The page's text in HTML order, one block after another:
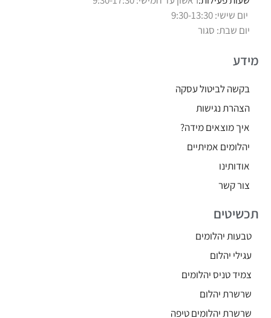
יום שישי: 9:30-13:30
יום שבת: סגור
מידע
בקשה לביטול עסקה
הצהרת נגישות
איך מוצאים מידה?
יהלומים אמיתיים
אודותינו
צור קשר
תכשיטים
טבעות יהלומים
עגילי יהלום
צמיד טניס יהלומים
שרשרת יהלום
שרשרת יהלומים טיפה